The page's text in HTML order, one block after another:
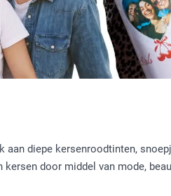
diepe kersenroodtinten,
door middel van mode,